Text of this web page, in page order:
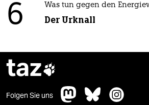
6 Was tun gegen den
Der Urknall
taz
Folgen Sie uns